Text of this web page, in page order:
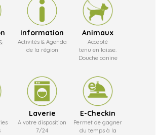
Information
Activités & Agenda
de la région
Animaux
Accepté
tenu en laisse.
Douche canine
Laverie
A votre disposition
7/24
E-Checkin
Permet de gagner
du temps à la